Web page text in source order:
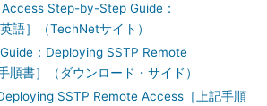
Step-by-Step Guide：
語］（TechNetサイト）
：Deploying SSTP Remote
順書］（ダウンロード・サイド）
SSTP Remote Access［上記手順